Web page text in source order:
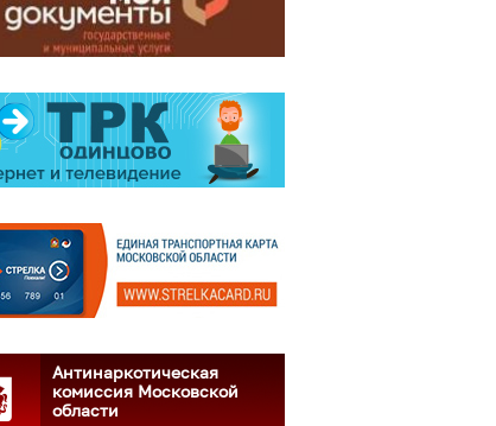
Антинаркотическая
комиссия Московской
области